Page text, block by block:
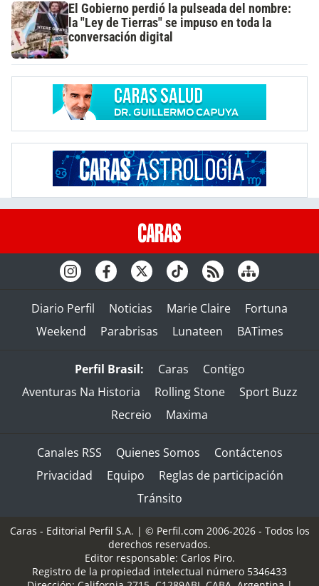
El Gobierno perdió la pulseada del nombre:
la "Ley de Tierras" se impuso en toda la
conversación digital
Diario Perfil Noticias Marie Claire
Fortuna
Weekend
Parabrisas Lunateen BATimes
Perfil Brasil: Caras
Contigo
Aventuras Na Historia
Rolling Stone
Sport Buzz
Recreio
Maxima
Canales RSS Quienes Somos
Contáctenos
Privacidad
Equipo
Reglas de participación
Tránsito
Caras - Editorial Perfil S.A. | © Perfil.com 2006-2026 - Todos los
derechos reservados.
Editor responsable: Carlos Piro.
Registro de la propiedad intelectual número 5346433